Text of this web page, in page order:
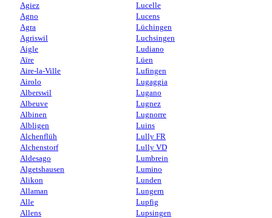
Agiez
Agno
Agra
Agriswil
Aigle
Aïre
Aire-la-Ville
Airolo
Alberswil
Albeuve
Albinen
Albligen
Alchenflüh
Alchenstorf
Aldesago
Algetshausen
Alikon
Allaman
Alle
Allens
Lucelle
Lucens
Lüchingen
Luchsingen
Ludiano
Lüen
Lufingen
Lugaggia
Lugano
Lugnez
Lugnorre
Luins
Lully FR
Lully VD
Lumbrein
Lumino
Lunden
Lungern
Lupfig
Lupsingen